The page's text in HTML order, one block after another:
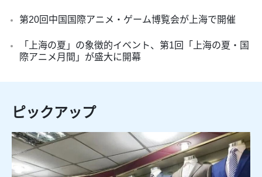
第20回中国国際アニメ・ゲーム博覧会が上海で開催
「上海の夏」の象徴的イベント、第1回「上海の夏・国
際アニメ月間」が盛大に開幕
ピックアップ